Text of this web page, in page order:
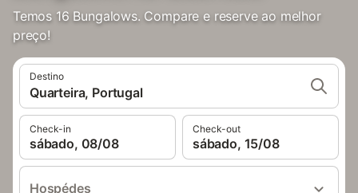
Temos 16 Bungalows. Compare e reserve ao melhor
preço!
Destino
Quarteira, Portugal
Check-in
sábado, 08/08
Check-out
sábado, 15/08
Hospédes